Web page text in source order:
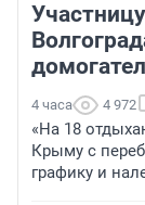
4 часа 4 972
«На 18
Крыму с
графику и